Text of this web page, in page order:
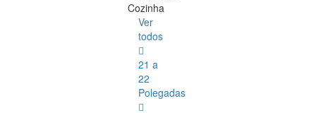
Cozinha
Ver
todos
21 a
22
Polegadas